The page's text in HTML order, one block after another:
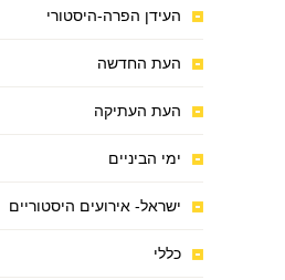
העידן הפרה-היסטורי
העת החדשה
העת העתיקה
ימי הביניים
ישראל- אירועים היסטוריים
כללי